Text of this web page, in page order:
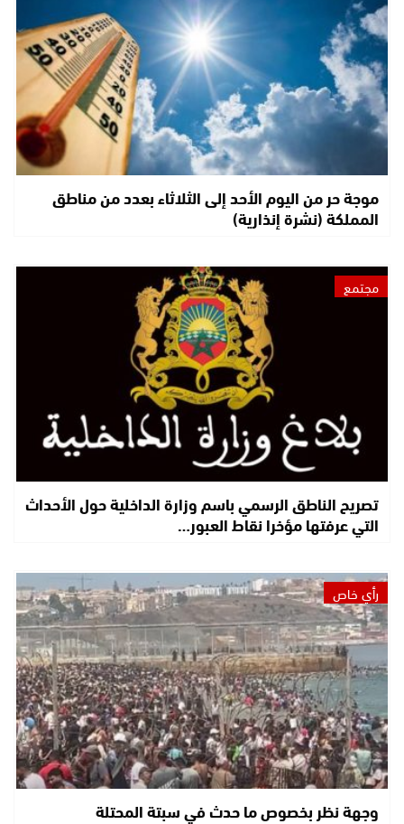
موجة حر من اليوم الأحد إلى الثلاثاء بعدد من مناطق
المملكة (نشرة إنذارية)
مجتمع
تصريح الناطق الرسمي باسم وزارة الداخلية حول الأحداث
التي عرفتها مؤخرا نقاط العبور…
رأي خاص
وجهة نظر بخصوص ما حدث في سبتة المحتلة